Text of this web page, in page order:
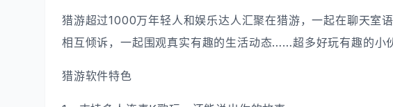
猎游超过1000万年轻人和娱乐达人汇聚在猎游，一起在聊天室
相互倾诉，一起围观真实有趣的生活动态……超多好玩有趣的小
猎游软件特色